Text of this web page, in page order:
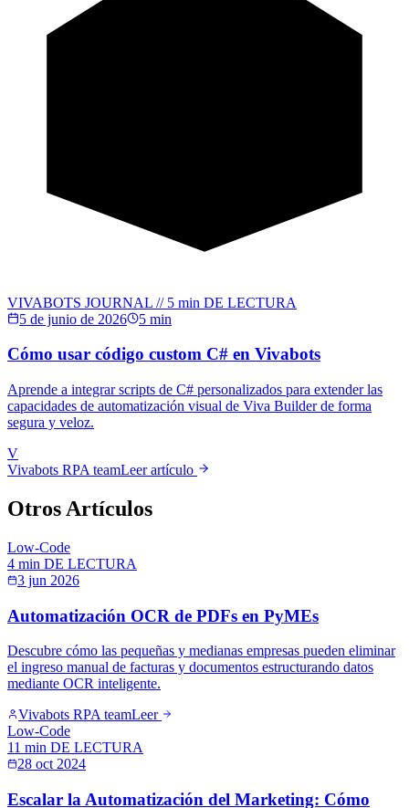
VIVABOTS JOURNAL // 5 min DE LECTURA
5 de junio de 2026
5 min
Cómo usar código custom C# en Vivabots
Aprende a integrar scripts de C# personalizados para extender las
capacidades de automatización visual de Viva Builder de forma
segura y veloz.
V
Vivabots RPA teamLeer artículo
Otros Artículos
Low-Code
4 min DE LECTURA
3 jun 2026
Automatización OCR de PDFs en PyMEs
Descubre cómo las pequeñas y medianas empresas pueden eliminar
el ingreso manual de facturas y documentos estructurando datos
mediante OCR inteligente.
Vivabots RPA teamLeer
Low-Code
11 min DE LECTURA
28 oct 2024
Escalar la Automatización del Marketing: Cómo